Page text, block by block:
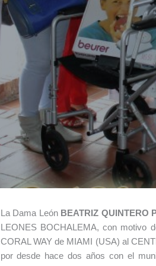
La Dama León BEATRIZ QUINTERO
LEONES BOCHALEMA, con motivo
CORAL WAY de MIAMI (USA) al
por desde hace dos años con el